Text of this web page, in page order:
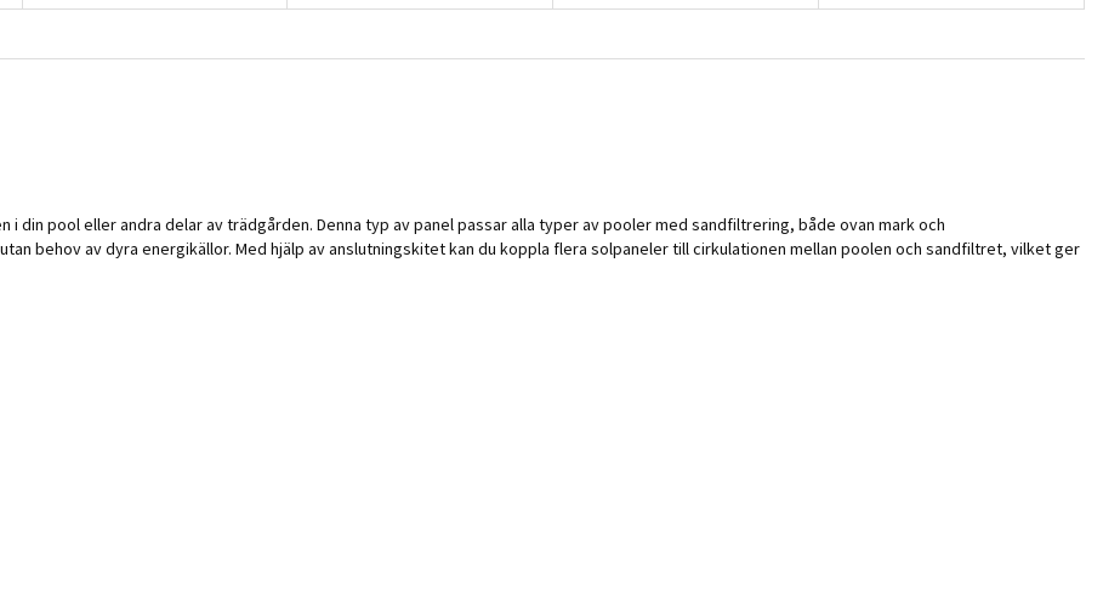
din pool eller andra delar av trädgården. Denna typ av panel passar alla typer av pooler med sandfiltrering, både ovan mark och
behov av dyra energikällor. Med hjälp av anslutningskitet kan du koppla flera solpaneler till cirkulationen mellan poolen och sandfiltret, vilket ger